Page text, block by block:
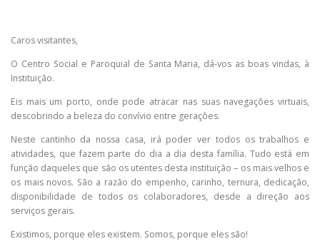
Caros visitantes,
O Centro Social e Paroquial de Santa Maria, dá-vos as boas vindas, à
Instituição.
Eis mais um porto, onde pode atracar nas suas navegações virtuais,
descobrindo a beleza do convívio entre gerações.
Neste cantinho da nossa casa, irá poder ver todos os trabalhos e
atividades, que fazem parte do dia a dia desta família. Tudo está em
função daqueles que são os utentes desta instituição – os mais velhos e
os mais novos. São a razão do empenho, carinho, ternura, dedicação,
disponibilidade de todos os colaboradores, desde a direção aos
serviços gerais.
Existimos, porque eles existem. Somos, porque eles são!